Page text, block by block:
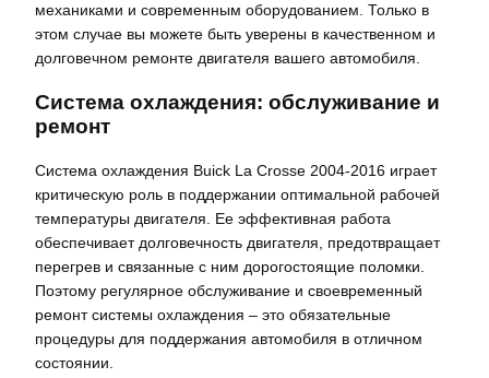
механиками и современным оборудованием. Только в
этом случае вы можете быть уверены в качественном и
долговечном ремонте двигателя вашего автомобиля.
Система охлаждения: обслуживание и
ремонт
Система охлаждения Buick La Crosse 2004-2016 играет
критическую роль в поддержании оптимальной рабочей
температуры двигателя. Ее эффективная работа
обеспечивает долговечность двигателя, предотвращает
перегрев и связанные с ним дорогостоящие поломки.
Поэтому регулярное обслуживание и своевременный
ремонт системы охлаждения – это обязательные
процедуры для поддержания автомобиля в отличном
состоянии.